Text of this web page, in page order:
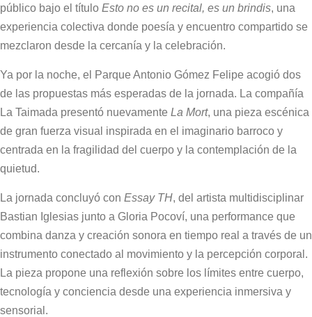
público bajo el título Esto no es un recital, es un brindis, una
experiencia colectiva donde poesía y encuentro compartido se
mezclaron desde la cercanía y la celebración.
Ya por la noche, el Parque Antonio Gómez Felipe acogió dos
de las propuestas más esperadas de la jornada. La compañía
La Taimada presentó nuevamente La Mort, una pieza escénica
de gran fuerza visual inspirada en el imaginario barroco y
centrada en la fragilidad del cuerpo y la contemplación de la
quietud.
La jornada concluyó con Essay TH, del artista multidisciplinar
Bastian Iglesias junto a Gloria Pocoví, una performance que
combina danza y creación sonora en tiempo real a través de un
instrumento conectado al movimiento y la percepción corporal.
La pieza propone una reflexión sobre los límites entre cuerpo,
tecnología y conciencia desde una experiencia inmersiva y
sensorial.